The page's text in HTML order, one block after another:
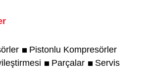
Pistonlu Kompresörler
Parçalar Servis